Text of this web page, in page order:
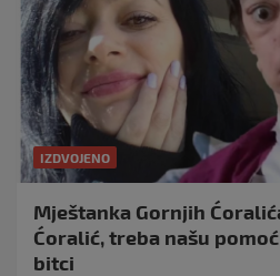
IZDVOJENO
Mještanka Gornjih
Ćoralić, treba našu
bitci